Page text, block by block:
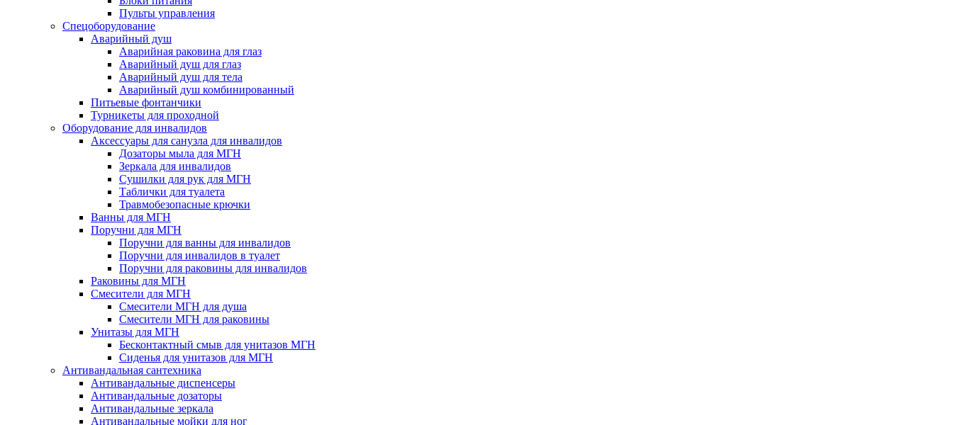
Пульты управления
Спецоборудование
Аварийный душ
Аварийная раковина для глаз
Аварийный душ для глаз
Аварийный душ для тела
Аварийный душ комбинированный
Питьевые фонтанчики
Турникеты для проходной
Оборудование для инвалидов
Аксессуары для санузла для инвалидов
Дозаторы мыла для МГН
Зеркала для инвалидов
Сушилки для рук для МГН
Таблички для туалета
Травмобезопасные крючки
Ванны для МГН
Поручни для МГН
Поручни для ванны для инвалидов
Поручни для инвалидов в туалет
Поручни для раковины для инвалидов
Раковины для МГН
Смесители для МГН
Смесители МГН для душа
Смесители МГН для раковины
Унитазы для МГН
Бесконтактный смыв для унитазов МГН
Сиденья для унитазов для МГН
Антивандальная сантехника
Антивандальные диспенсеры
Антивандальные дозаторы
Антивандальные зеркала
Антивандальные мойки для ног